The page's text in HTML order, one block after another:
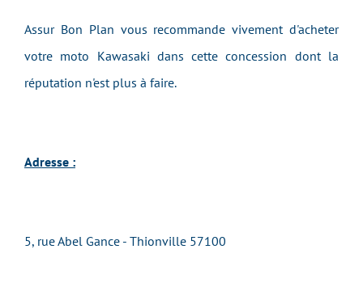
Assur Bon Plan vous recommande vivement d'acheter
votre moto Kawasaki dans cette concession dont la
réputation n'est plus à faire.
Adresse :
5, rue Abel Gance - Thionville 57100